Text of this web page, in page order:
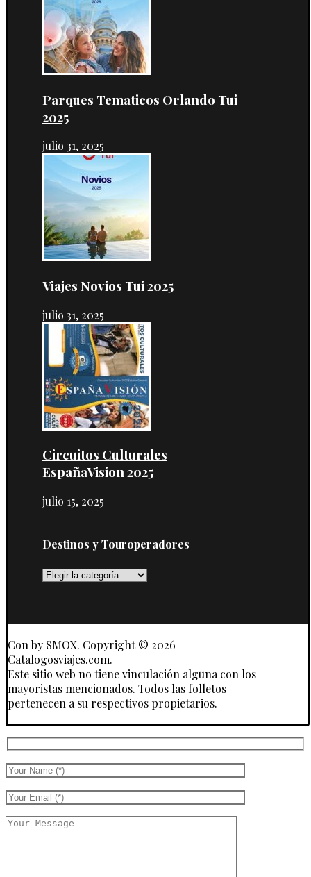
Parques Tematicos Orlando Tui
2025
julio 31, 2025
Viajes Novios Tui 2025
julio 31, 2025
Circuitos Culturales
EspañaVision 2025
julio 15, 2025
Destinos y Touroperadores
Destinos
Con by SMOX. Copyright © 2026
Catalogosviajes.com.
Este sitio web no tiene vinculación alguna con los
mayoristas mencionados. Todos las folletos
pertenecen a su respectivos propietarios.